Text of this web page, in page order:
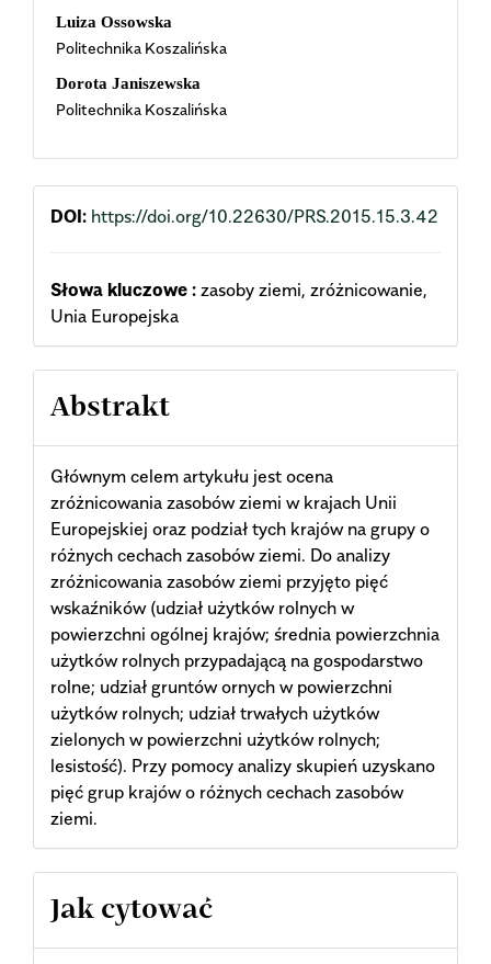
Main
Article
Content
Luiza Ossowska
Politechnika Koszalińska
Dorota Janiszewska
Politechnika Koszalińska
DOI: https://doi.org/10.22630/PRS.2015.15.3.42
Słowa kluczowe : zasoby ziemi, zróżnicowanie,
Unia Europejska
Abstrakt
Głównym celem artykułu jest ocena
zróżnicowania zasobów ziemi w krajach Unii
Europejskiej oraz podział tych krajów na grupy o
różnych cechach zasobów ziemi. Do analizy
zróżnicowania zasobów ziemi przyjęto pięć
wskaźników (udział użytków rolnych w
powierzchni ogólnej krajów; średnia powierzchnia
użytków rolnych przypadającą na gospodarstwo
rolne; udział gruntów ornych w powierzchni
użytków rolnych; udział trwałych użytków
zielonych w powierzchni użytków rolnych;
lesistość). Przy pomocy analizy skupień uzyskano
pięć grup krajów o różnych cechach zasobów
ziemi.
Article
Details
Jak cytować